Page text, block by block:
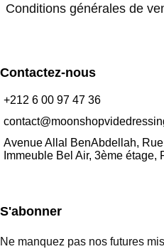
Conditions générales de
Contactez-nous
+212 6 00 97 47 36
Avenue Allal BenAbdellah,
Immeuble Bel Air, 3ème étage,
S'abonner
Ne manquez pas nos futures